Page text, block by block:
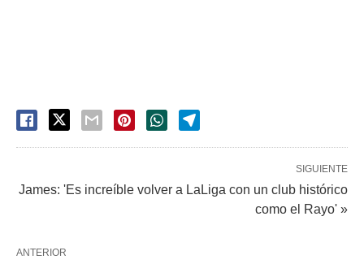
SIGUIENTE
James: 'Es increíble volver a LaLiga con un club histórico
como el Rayo' »
ANTERIOR